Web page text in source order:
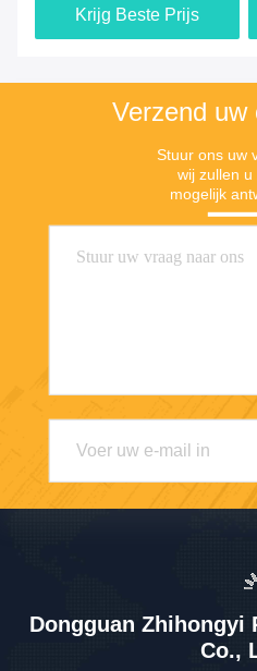
Krijg Beste Prijs
Verzend uw
Stuur ons uw
wij zullen u
mogelijk
Dongguan Zhihongyi
Co.,